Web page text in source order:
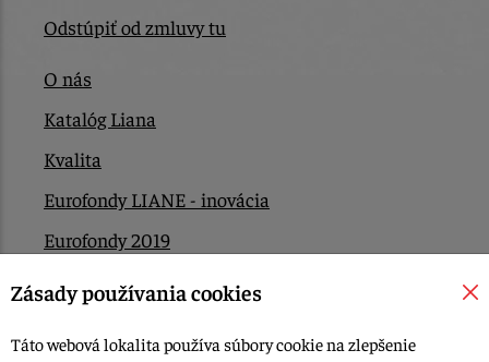
Odstúpiť od zmluvy tu
O nás
Katalóg Liana
Kvalita
Eurofondy LIANE - inovácia
Eurofondy 2019
Eurofondy 2022/2023
Zásady používania cookies
Táto webová lokalita používa súbory cookie na zlepšenie